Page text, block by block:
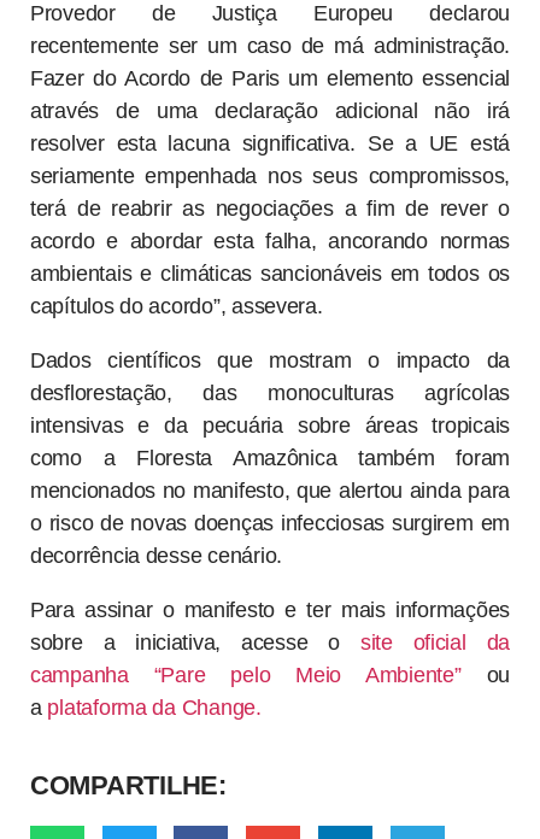
Provedor de Justiça Europeu declarou
recentemente ser um caso de má administração.
Fazer do Acordo de Paris um elemento essencial
através de uma declaração adicional não irá
resolver esta lacuna significativa. Se a UE está
seriamente empenhada nos seus compromissos,
terá de reabrir as negociações a fim de rever o
acordo e abordar esta falha, ancorando normas
ambientais e climáticas sancionáveis em todos os
capítulos do acordo”, assevera.
Dados científicos que mostram o impacto da
desflorestação, das monoculturas agrícolas
intensivas e da pecuária sobre áreas tropicais
como a Floresta Amazônica também foram
mencionados no manifesto, que alertou ainda para
o risco de novas doenças infecciosas surgirem em
decorrência desse cenário.
Para assinar o manifesto e ter mais informações
sobre a iniciativa, acesse o site oficial da
campanha “Pare pelo Meio Ambiente”ou
a plataforma da Change.
COMPARTILHE: